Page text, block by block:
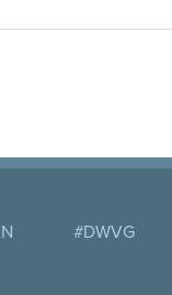
#DWVG